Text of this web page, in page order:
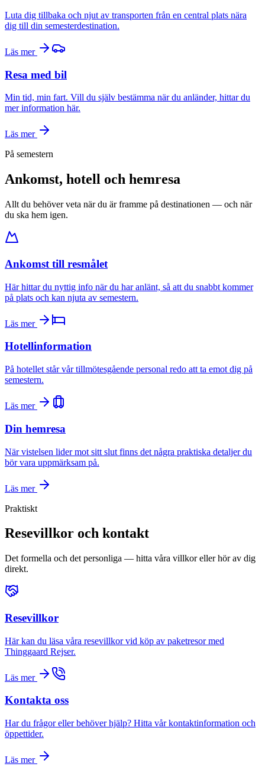
Luta dig tillbaka och njut av transporten från en central plats nära
dig till din semesterdestination.
Läs mer
Resa med bil
Min tid, min fart. Vill du själv bestämma när du anländer, hittar du
mer information här.
Läs mer
På semestern
Ankomst, hotell och hemresa
Allt du behöver veta när du är framme på destinationen — och när
du ska hem igen.
Ankomst till resmålet
Här hittar du nyttig info när du har anlänt, så att du snabbt kommer
på plats och kan njuta av semestern.
Läs mer
Hotellinformation
På hotellet står vår tillmötesgående personal redo att ta emot dig på
semestern.
Läs mer
Din hemresa
När vistelsen lider mot sitt slut finns det några praktiska detaljer du
bör vara uppmärksam på.
Läs mer
Praktiskt
Resevillkor och kontakt
Det formella och det personliga — hitta våra villkor eller hör av dig
direkt.
Resevillkor
Här kan du läsa våra resevillkor vid köp av paketresor med
Thinggaard Rejser.
Läs mer
Kontakta oss
Har du frågor eller behöver hjälp? Hitta vår kontaktinformation och
öppettider.
Läs mer